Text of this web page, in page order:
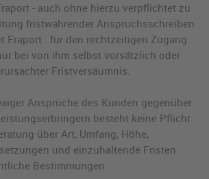
- auch ohne hierzu verpflichtet zu
fristwahrender Anspruchsschreiben
Fraport für den rechtzeitigen Zugang
bei von ihm selbst vorsätzlich oder
Fristversäumnis.
Ansprüche des Kunden gegenüber
besteht keine Pflicht
über Art, Umfang, Höhe,
und einzuhaltende Fristen
Bestimmungen.